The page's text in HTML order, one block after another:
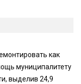
как
муниципалитету
выделив 24,9